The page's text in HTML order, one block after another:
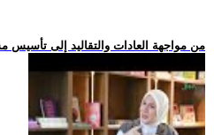
.. من مواجهة العادات والتقاليد إلى